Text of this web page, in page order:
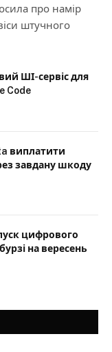
про намір
штучного
ШІ-сервіс для
Code
виплатити
завдану шкоду
цифрового
на вересень